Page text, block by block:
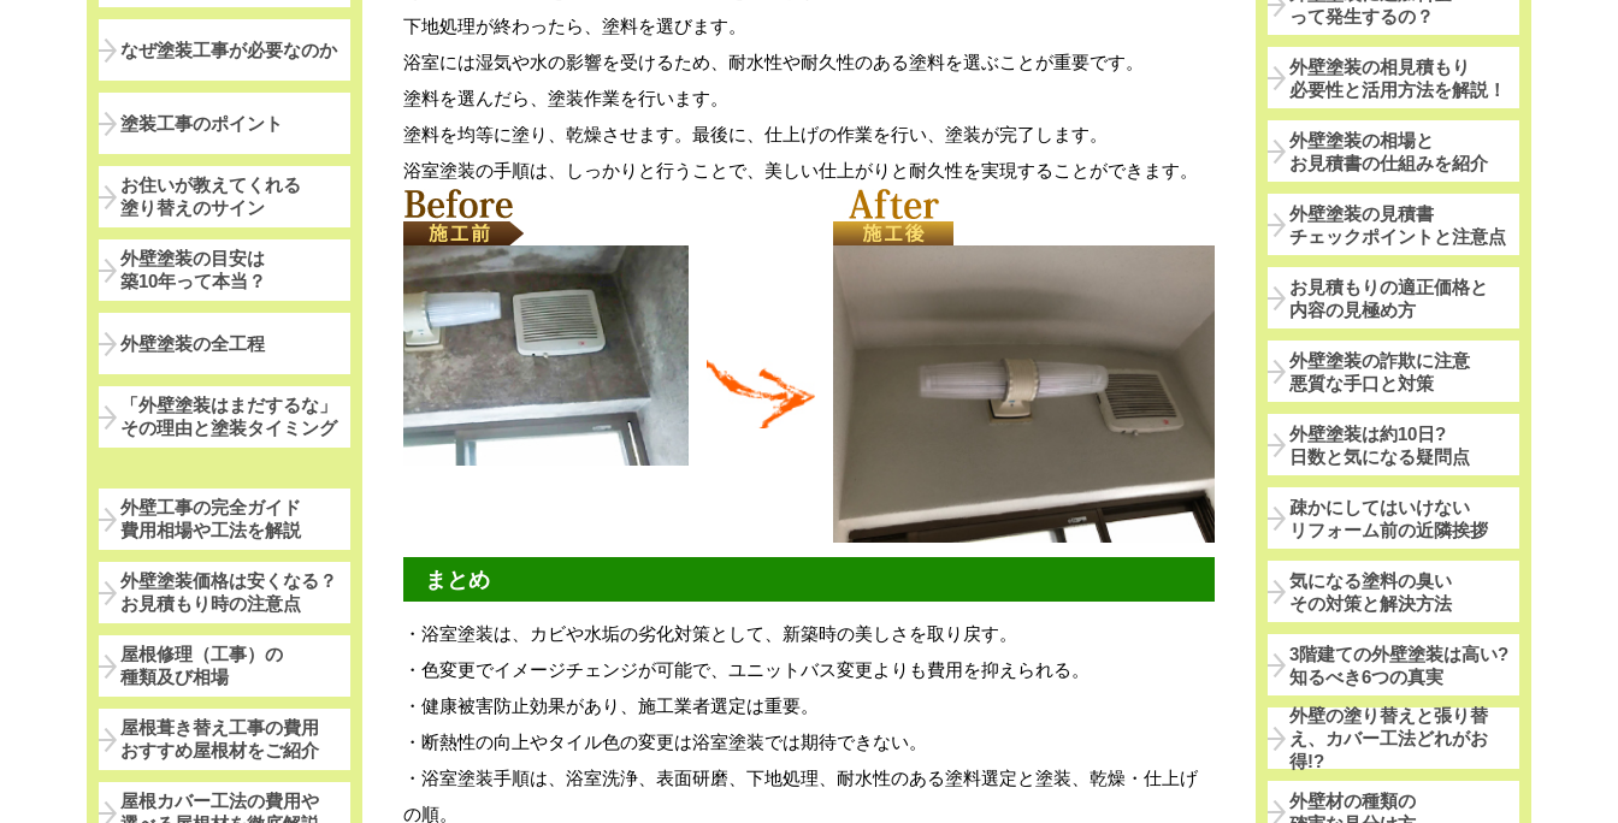
下地処理が終わったら、塗料を選びます。
浴室には湿気や水の影響を受けるため、耐水性や耐久性のある塗料を選ぶことが重要です。
塗料を選んだら、塗装作業を行います。
塗料を均等に塗り、乾燥させます。最後に、仕上げの作業を行い、塗装が完了します。
浴室塗装の手順は、しっかりと行うことで、美しい仕上がりと耐久性を実現することができます。
まとめ
・浴室塗装は、カビや水垢の劣化対策として、新築時の美しさを取り戻す。
・色変更でイメージチェンジが可能で、ユニットバス変更よりも費用を抑えられる。
・健康被害防止効果があり、施工業者選定は重要。
・断熱性の向上やタイル色の変更は浴室塗装では期待できない。
・浴室塗装手順は、浴室洗浄、表面研磨、下地処理、耐水性のある塗料選定と塗装、乾燥・仕上げ
の順。
って発生するの？
外壁塗装の相見積もり
必要性と活用方法を解説！
外壁塗装の相場と
お見積書の仕組みを紹介
外壁塗装の見積書
チェックポイントと注意点
お見積もりの適正価格と
内容の見極め方
外壁塗装の詐欺に注意
悪質な手口と対策
外壁塗装は約10日?
日数と気になる疑問点
疎かにしてはいけない
リフォーム前の近隣挨拶
気になる塗料の臭い
その対策と解決方法
3階建ての外壁塗装は高い?
知るべき6つの真実
外壁の塗り替えと張り替
え、カバー工法どれがお
得!?
外壁材の種類の
なぜ塗装工事が必要なのか
塗装工事のポイント
お住いが教えてくれる
塗り替えのサイン
外壁塗装の目安は
築10年って本当？
外壁塗装の全工程
「外壁塗装はまだするな」
その理由と塗装タイミング
外壁工事の完全ガイド
費用相場や工法を解説
外壁塗装価格は安くなる？
お見積もり時の注意点
屋根修理（工事）の
種類及び相場
屋根葺き替え工事の費用
おすすめ屋根材をご紹介
屋根カバー工法の費用や